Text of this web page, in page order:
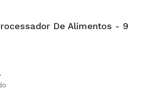
De Alimentos - 9